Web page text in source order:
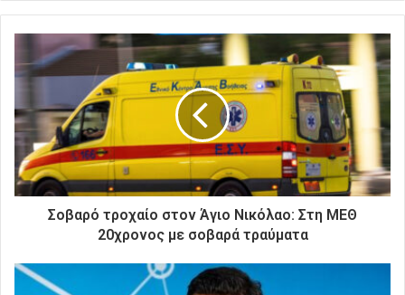
ε
τ
η
η
λ
κ
τ
ι
Σοβαρό τροχαίο στον Άγιο Νικόλαο: Στη ΜΕΘ
20χρονος με σοβαρά τραύματα